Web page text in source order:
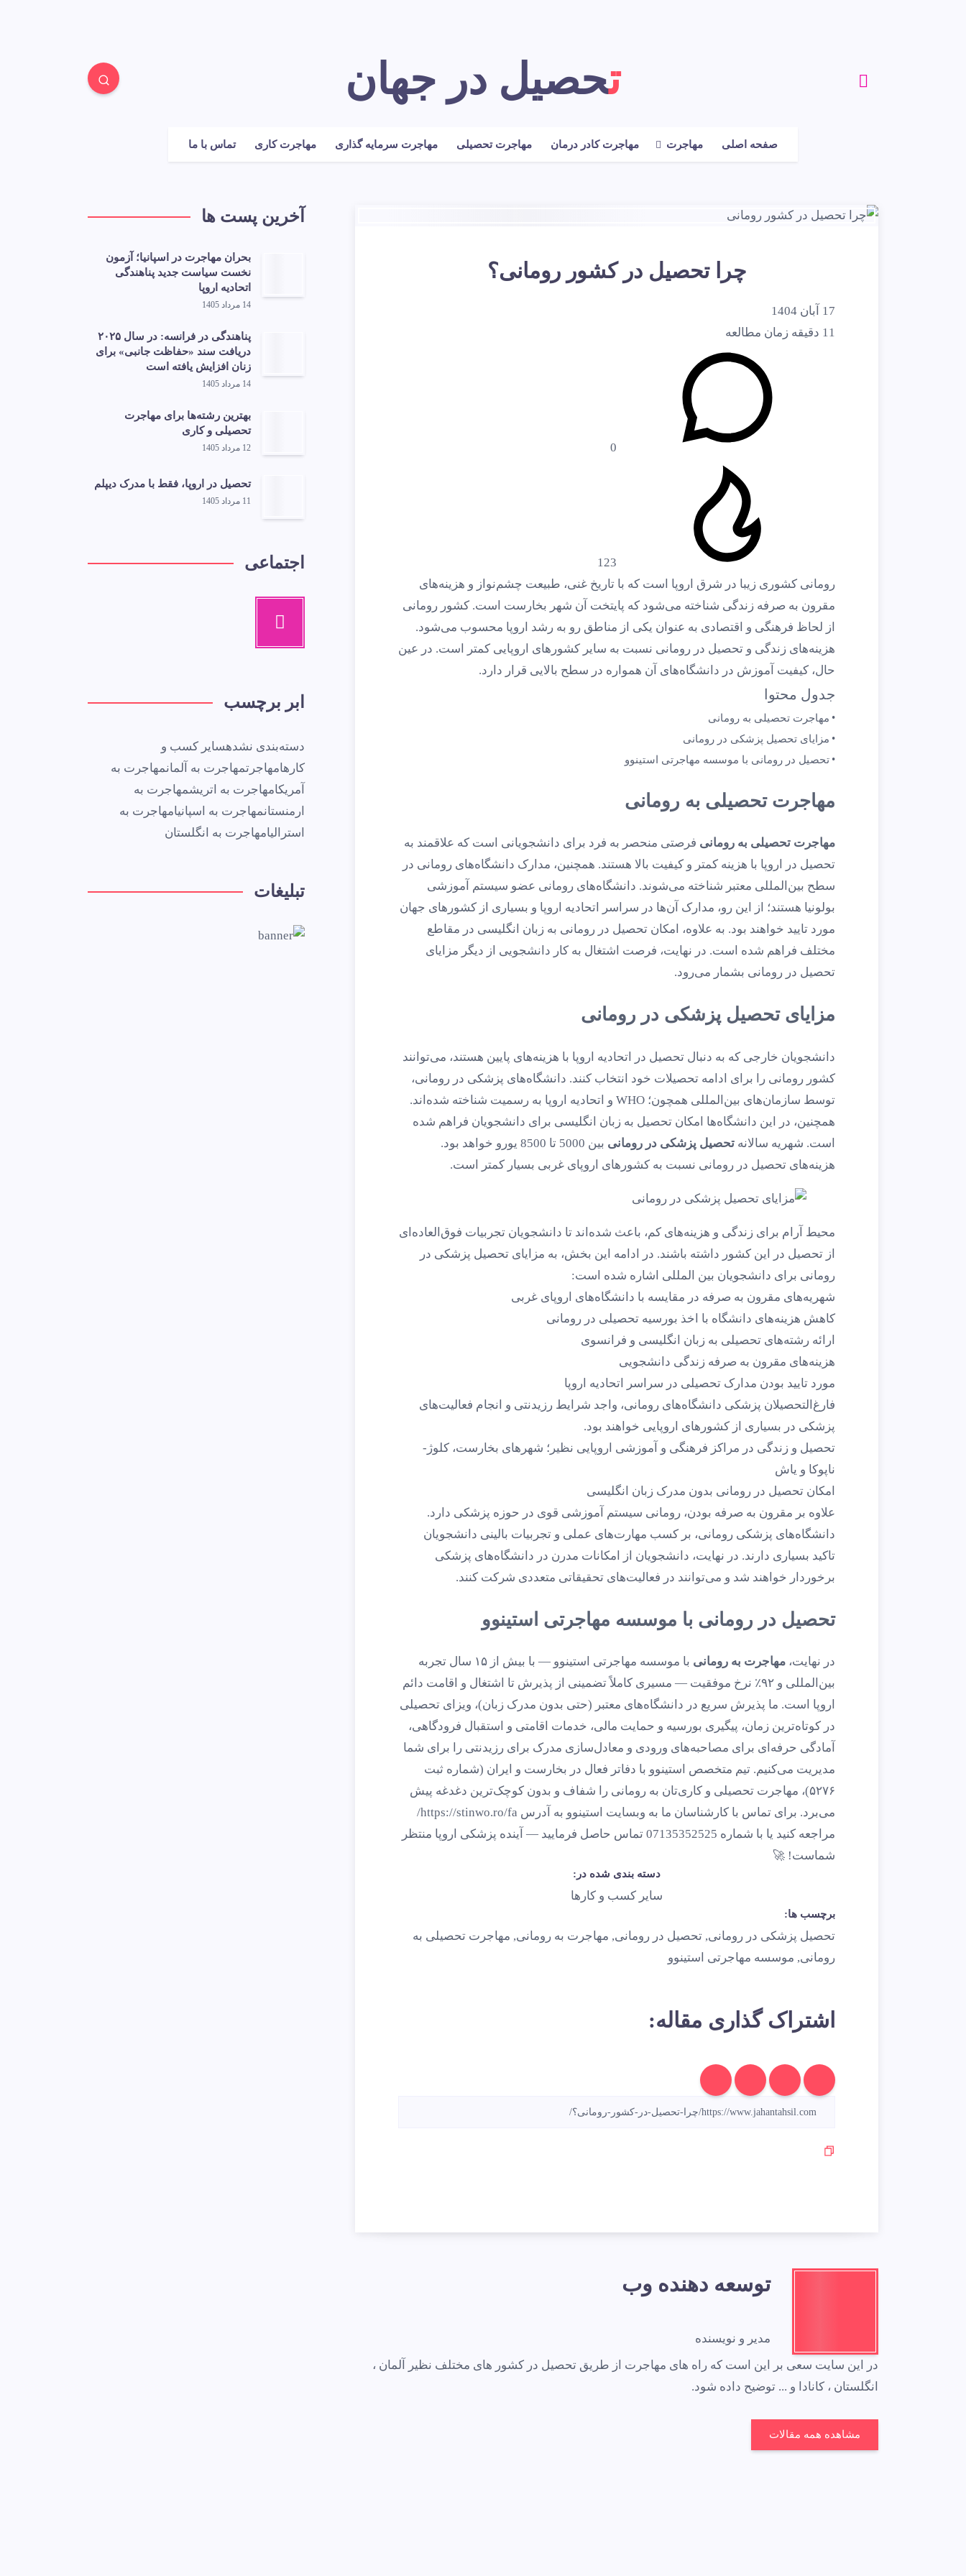
تحصیل در جهان
صفحه اصلی مهاجرت مهاجرت کادر درمان مهاجرت تحصیلی مهاجرت سرمایه گذاری مهاجرت کاری تماس با ما
چرا تحصیل در کشور رومانی؟
17 آبان 1404
11 دقیقه زمان مطالعه
0
رومانی کشوری زیبا در شرق اروپا است که با تاریخ غنی، طبیعت چشم‌نواز و هزینه‌های
مقرون به صرفه زندگی شناخته می‌شود که پایتخت آن شهر بخارست است. کشور رومانی
از لحاظ فرهنگی و اقتصادی به عنوان یکی از مناطق رو به رشد اروپا محسوب می‌شود.
هزینه‌های زندگی و تحصیل در رومانی نسبت به سایر کشورهای اروپایی کمتر است. در عین
حال، کیفیت آموزش در دانشگاه‌های آن همواره در سطح بالایی قرار دارد.
جدول محتوا
مهاجرت تحصیلی به رومانی
مزایای تحصیل پزشکی در رومانی
تحصیل در رومانی با موسسه مهاجرتی استینوو
مهاجرت تحصیلی به رومانی
مهاجرت تحصیلی به رومانی فرصتی منحصر به فرد برای دانشجویانی است که علاقمند به
تحصیل در اروپا با هزینه کمتر و کیفیت بالا هستند. همچنین، مدارک دانشگاه‌های رومانی در
سطح بین‌المللی معتبر شناخته می‌شوند. دانشگاه‌های رومانی عضو سیستم آموزشی
بولونیا هستند؛ از این رو، مدارک آن‌ها در سراسر اتحادیه اروپا و بسیاری از کشورهای جهان
مورد تایید خواهند بود. به علاوه، امکان تحصیل در رومانی به زبان انگلیسی در مقاطع
مختلف فراهم شده است. در نهایت، فرصت اشتغال به کار دانشجویی از دیگر مزایای
تحصیل در رومانی بشمار می‌رود.
مزایای تحصیل پزشکی در رومانی
دانشجویان خارجی که به دنبال تحصیل در اتحادیه اروپا با هزینه‌های پایین هستند، می‌توانند
کشور رومانی را برای ادامه تحصیلات خود انتخاب کنند. دانشگاه‌های پزشکی در رومانی،
توسط سازمان‌های بین‌المللی همچون؛ WHO و اتحادیه اروپا به رسمیت شناخته شده‌اند.
همچنین، در این دانشگاه‌ها امکان تحصیل به زبان انگلیسی برای دانشجویان فراهم شده
است. شهریه سالانه تحصیل پزشکی در رومانی
بین 5000 تا 8500 یورو خواهد بود.
هزینه‌های تحصیل در رومانی نسبت به کشورهای اروپای غربی بسیار کمتر است.
محیط آرام برای زندگی و هزینه‌های کم، باعث شده‌اند تا دانشجویان تجربیات فوق‌العاده‌ای
از تحصیل در این کشور داشته باشند. در ادامه این بخش، به مزایای تحصیل پزشکی در
رومانی برای دانشجویان بین المللی اشاره شده است:
شهریه‌های مقرون به صرفه در مقایسه با دانشگاه‌های اروپای غربی
کاهش هزینه‌های دانشگاه با اخذ بورسیه تحصیلی در رومانی
ارائه رشته‌های تحصیلی به زبان انگلیسی و فرانسوی
هزینه‌های مقرون به صرفه زندگی دانشجویی
مورد تایید بودن مدارک تحصیلی در سراسر اتحادیه اروپا
فارغ‌التحصیلان پزشکی دانشگاه‌های رومانی، واجد شرایط رزیدنتی و انجام فعالیت‌های
پزشکی در بسیاری از کشورهای اروپایی خواهند بود.
تحصیل و زندگی در مراکز فرهنگی و آموزشی اروپایی نظیر؛ شهرهای بخارست، کلوژ-
ناپوکا و یاش
امکان تحصیل در رومانی بدون مدرک زبان انگلیسی
علاوه بر مقرون به صرفه بودن، رومانی سیستم آموزشی قوی در حوزه پزشکی دارد.
دانشگاه‌های پزشکی رومانی، بر کسب مهارت‌های عملی و تجربیات بالینی دانشجویان
تاکید بسیاری دارند. در نهایت، دانشجویان از امکانات مدرن در دانشگاه‌های پزشکی
برخوردار خواهند شد و می‌توانند در فعالیت‌های تحقیقاتی متعددی شرکت کنند.
تحصیل در رومانی با موسسه مهاجرتی استینوو
در نهایت، مهاجرت به رومانی
با موسسه مهاجرتی استینوو — با بیش از ۱۵ سال تجربه
بین‌المللی و ۹۲٪ نرخ موفقیت — مسیری کاملاً تضمینی از پذیرش تا اشتغال و اقامت دائم
اروپا است. ما پذیرش سریع در دانشگاه‌های معتبر (حتی بدون مدرک زبان)، ویزای تحصیلی
در کوتاه‌ترین زمان، پیگیری بورسیه و حمایت مالی، خدمات اقامتی و استقبال فرودگاهی،
آمادگی حرفه‌ای برای مصاحبه‌های ورودی و معادل‌سازی مدرک برای رزیدنتی را برای شما
مدیریت می‌کنیم. تیم متخصص استینوو با دفاتر فعال در بخارست و ایران (شماره ثبت
۵۲۷۶)، مهاجرت تحصیلی و کاری‌تان به رومانی را شفاف و بدون کوچک‌ترین دغدغه پیش
می‌برد. برای تماس با کارشناسان ما به وبسایت استینوو به آدرس https://stinwo.ro/fa/
مراجعه کنید یا با شماره 07135352525 تماس حاصل فرمایید — آینده پزشکی اروپا منتظر
شماست! 🚀
دسته بندی شده در:
سایر کسب و کارها
برچسب ها:
تحصیل پزشکی در رومانی, تحصیل در رومانی, مهاجرت به رومانی, مهاجرت تحصیلی به
رومانی, موسسه مهاجرتی استینوو
اشتراک گذاری مقاله:
توسعه دهنده وب
مدیر و نویسنده
در این سایت سعی بر این است که راه های مهاجرت از طریق تحصیل در کشور های مختلف نظیر آلمان ،
انگلستان ، کانادا و ... توضیح داده شود.
مشاهده همه مقالات
آخرین پست ها
بحران مهاجرت در اسپانیا؛ آزمون
نخست سیاست جدید پناهندگی
اتحادیه اروپا
14 مرداد 1405
پناهندگی در فرانسه: در سال ۲۰۲۵
دریافت سند «حفاظت جانبی» برای
زنان افزایش یافته است
14 مرداد 1405
بهترین رشته‌ها برای مهاجرت
تحصیلی و کاری
12 مرداد 1405
تحصیل در اروپا، فقط با مدرک دیپلم
11 مرداد 1405
اجتماعی
ابر برچسب
دسته‌بندی نشدهسایر کسب و
کارهامهاجرتمهاجرت به آلمانمهاجرت به
آمریکامهاجرت به اتریشمهاجرت به
ارمنستانمهاجرت به اسپانیامهاجرت به
استرالیامهاجرت به انگلستان
تبلیغات